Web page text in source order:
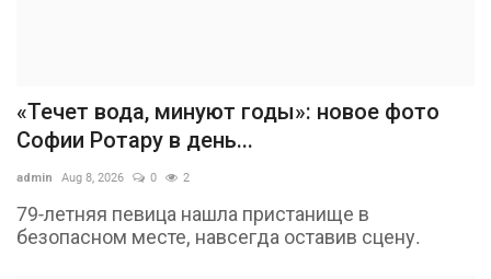
«Течет вода, минуют годы»: новое фото
Софии Ротару в день...
admin Aug 8, 2026 0 2
79-летняя певица нашла пристанище в
безопасном месте, навсегда оставив сцену.